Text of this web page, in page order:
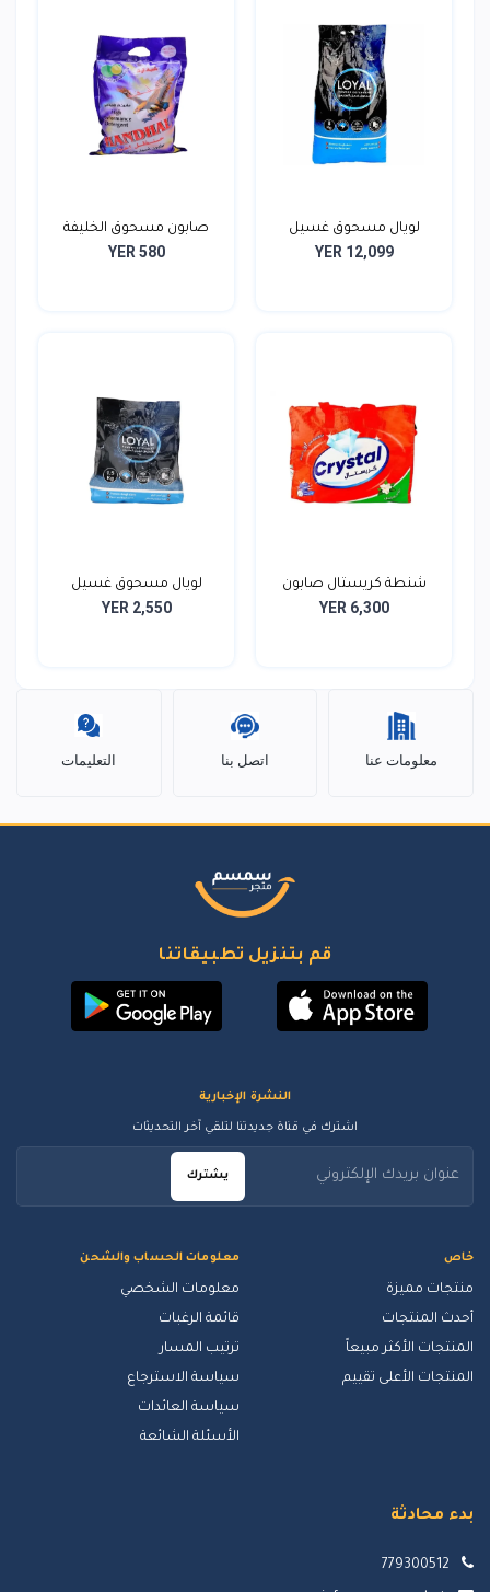
لويال مسحوق غسيل
الملاب...
YER 12,099
صابون مسحوق الخليفة
700...
YER 580
شنطة كريستال صابون
ملاب...
YER 6,300
لويال مسحوق غسيل
ملابس...
YER 2,550
معلومات عنا اتصل بنا التعليمات
قم بتنزيل تطبيقاتنا
خاص
منتجات مميزة
أحدث المنتجات
المنتجات الأكثر مبيعاً
المنتجات الأعلى تقييم
معلومات الحساب والشحن
معلومات الشخصي
قائمة الرغبات
ترتيب المسار
سياسة الاسترجاع
سياسة العائدات
الأسئلة الشائعة
النشرة الإخبارية
اشترك في قناة جديدتنا لتلقي آخر التحديثات
يشترك
بدء محادثة
779300512